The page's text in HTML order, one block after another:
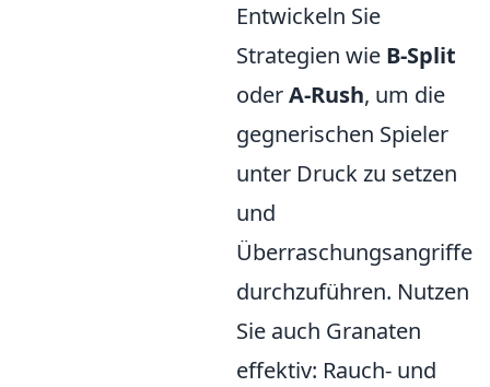
Entwickeln Sie
Strategien wie B-Split
oderA-Rush, um die
gegnerischen Spieler
unter Druck zu setzen
und
Überraschungsangriffe
durchzuführen. Nutzen
Sie auch Granaten
effektiv: Rauch- und